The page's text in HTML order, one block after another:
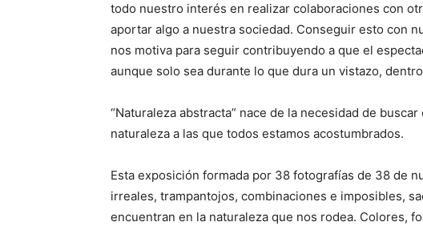
todo nuestro interés en realizar colaboraciones con
aportar algo a nuestra sociedad. Conseguir esto con
nos motiva para seguir contribuyendo a que el
aunque solo sea durante lo que dura un vistazo,
“Naturaleza abstracta” nace de la necesidad de
naturaleza a las que todos estamos acostumbrados.
Esta exposición formada por 38 fotografías de 38 de
irreales, trampantojos, combinaciones e imposibles,
encuentran en la naturaleza que nos rodea. Colores,